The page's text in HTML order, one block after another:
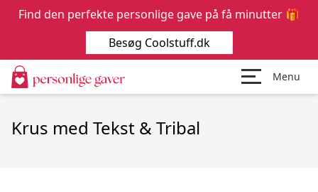
Menu
Krus med Tekst & Tribal
Find den perfekte personlige gave på få minutter 🎁
Besøg Coolstuff.dk